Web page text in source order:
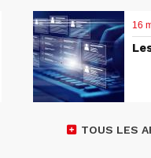
16
TOUS LES